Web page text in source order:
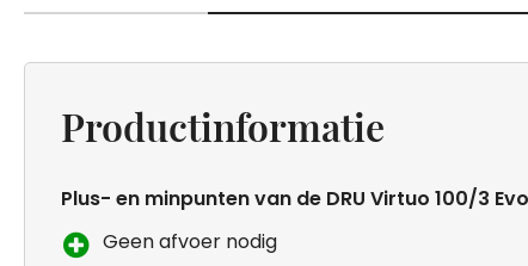
Productinformatie
Plus- en minpunten van de DRU Virtuo 100/3
Geen afvoer nodig